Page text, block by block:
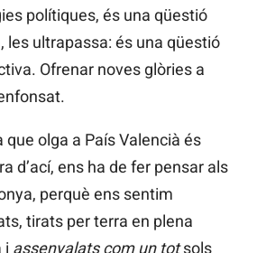
polítiques, és una qüestió
les ultrapassa: és una qüestió
Ofrenar noves glòries a
que olga a País Valencià és
d’ací, ens ha de fer pensar als
perquè ens sentim
tirats per terra en plena
i assenyalats com un totsols